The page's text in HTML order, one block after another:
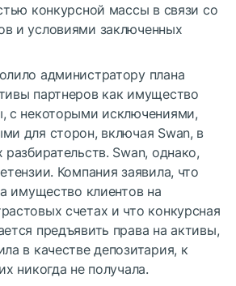
конкурсной массы в связи со
и условиями заключенных
администратору плана
партнеров как имущество
с некоторыми исключениями,
для сторон, включая Swan, в
Swan, однако,
Компания заявила, что
имущество клиентов на
счетах и что конкурсная
предъявить права на активы,
в качестве депозитария, к
никогда не получала.